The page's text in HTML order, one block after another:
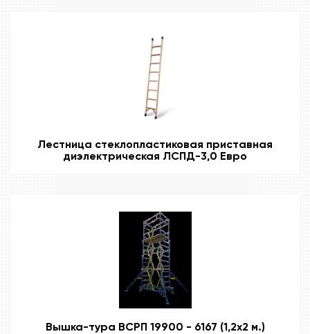
Лестница стеклопластиковая приставная
диэлектрическая ЛСПД-3,0 Евро
Вышка-тура ВСРП 19900 - 6167 (1,2х2 м.)